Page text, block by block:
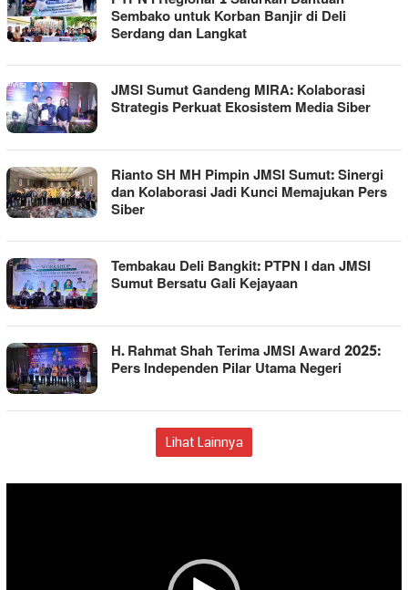
Sembako untuk Korban Banjir di Deli
Serdang dan Langkat
JMSI Sumut Gandeng MIRA: Kolaborasi
Strategis Perkuat Ekosistem Media Siber
Rianto SH MH Pimpin JMSI Sumut: Sinergi
dan Kolaborasi Jadi Kunci Memajukan Pers
Siber
Tembakau Deli Bangkit: PTPN I dan JMSI
Sumut Bersatu Gali Kejayaan
H. Rahmat Shah Terima JMSI Award 2025:
Pers Independen Pilar Utama Negeri
Lihat Lainnya